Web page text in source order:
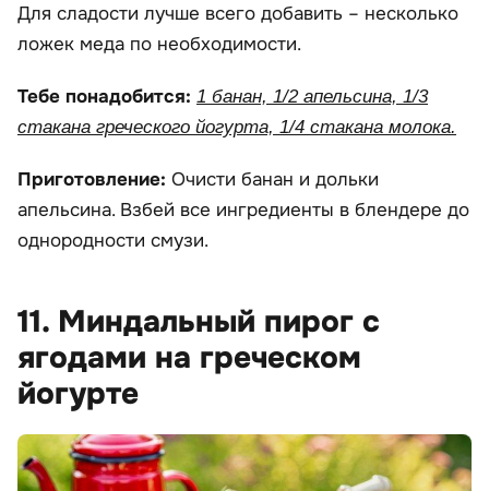
Для сладости лучше всего добавить – несколько
ложек меда по необходимости.
Тебе понадобится: 1 банан, 1/2 апельсина, 1/3
стакана греческого йогурта, 1/4 стакана молока.
Приготовление: Очисти банан и дольки
апельсина. Взбей все ингредиенты в блендере до
однородности смузи.
11. Миндальный пирог с
ягодами на греческом
йогурте